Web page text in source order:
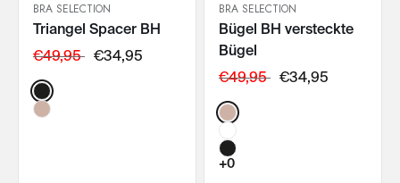
IN DEN WARENKORB
BRA SELECTION
Triangel Spacer BH
€49,95 €34,95
Color:
IN DEN WARENKORB
BRA SELECTION
Bügel BH versteckte
Bügel
€49,95 €34,95
Color:
+0